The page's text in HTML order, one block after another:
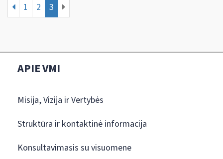
1 2 3
APIE VMI
Misija, Vizija ir Vertybės
Struktūra ir kontaktinė informacija
Konsultavimasis su visuomene